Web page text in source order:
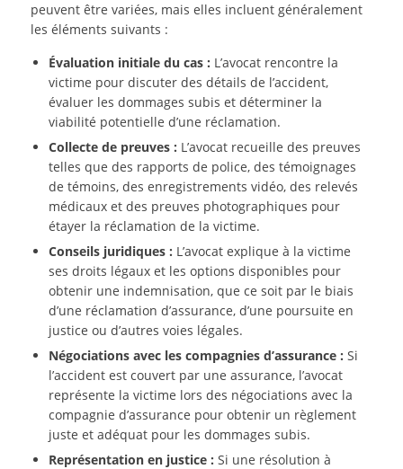
peuvent être variées, mais elles incluent généralement
les éléments suivants :
Évaluation initiale du cas : L’avocat rencontre la
victime pour discuter des détails de l’accident,
évaluer les dommages subis et déterminer la
viabilité potentielle d’une réclamation.
Collecte de preuves : L’avocat recueille des preuves
telles que des rapports de police, des témoignages
de témoins, des enregistrements vidéo, des relevés
médicaux et des preuves photographiques pour
étayer la réclamation de la victime.
Conseils juridiques : L’avocat explique à la victime
ses droits légaux et les options disponibles pour
obtenir une indemnisation, que ce soit par le biais
d’une réclamation d’assurance, d’une poursuite en
justice ou d’autres voies légales.
Négociations avec les compagnies d’assurance : Si
l’accident est couvert par une assurance, l’avocat
représente la victime lors des négociations avec la
compagnie d’assurance pour obtenir un règlement
juste et adéquat pour les dommages subis.
Représentation en justice : Si une résolution à